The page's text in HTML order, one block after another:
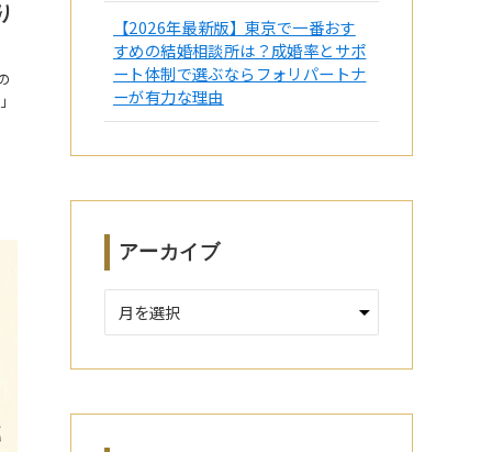
【2026年最新版】東京で一番おす
すめの結婚相談所は？成婚率とサポ
ート体制で選ぶならフォリパートナ
ーが有力な理由
アーカイブ
ー
イ